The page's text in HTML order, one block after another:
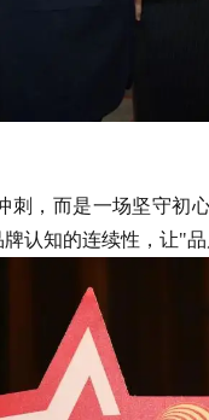
刺，而是一场坚守初
认知的连续性，让"